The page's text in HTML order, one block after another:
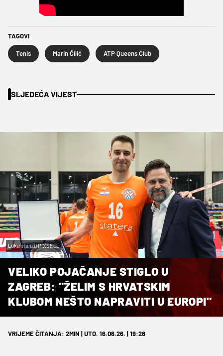
TAGOVI
Tenis Marin Čilić ATP Queens Club
SLJEDEĆA VIJEST
Luka stanzl/PIXSELL
VELIKO POJAČANJE STIGLO U
ZAGREB: "ŽELIM S HRVATSKIM
KLUBOM NEŠTO NAPRAVITI U EUROPI"
VRIJEME ČITANJA: 2MIN | UTO. 16.06.26. | 19:28